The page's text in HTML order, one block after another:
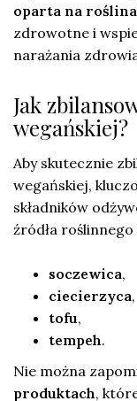
oparta na
zdrowotne i
narażania
Jak
wegańskiej?
Aby skutecznie
wegańskiej,
składników
źródła roślinnego
soczewica,
ciecierzyca,
tofu,
tempeh.
Nie można
produktach,